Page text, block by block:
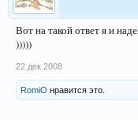
Вот на такой ответ я и
)))))
22 дек 2008
RomiO нравится это.